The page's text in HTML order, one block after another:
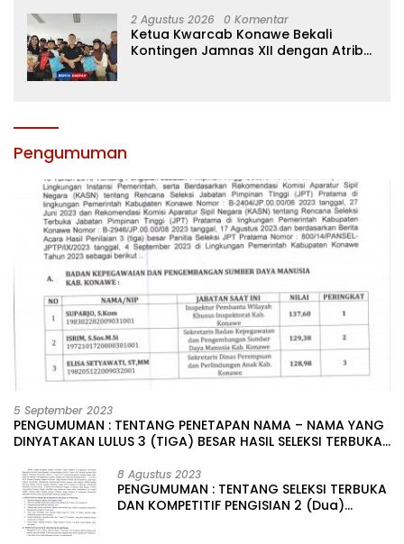
2 Agustus 2026 0 Komentar
Ketua Kwarcab Konawe Bekali
Kontingen Jamnas XII dengan Atribut
Pengumuman
5 September 2023
PENGUMUMAN : TENTANG PENETAPAN NAMA – NAMA YANG
DINYATAKAN LULUS 3 (TIGA) BESAR HASIL SELEKSI TERBUKA
LINGKUNGAN PEMERINTAH DAERAH KABUPATEN KONAWE
8 Agustus 2023
PENGUMUMAN : TENTANG SELEKSI TERBUKA
DAN KOMPETITIF PENGISIAN 2 (Dua)